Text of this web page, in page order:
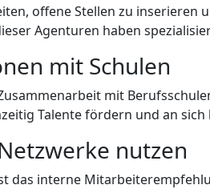
offene Stellen zu inserieren
Agenturen haben
mit Schulen
mit
Talente fördern und an sich
nutzen
das interne